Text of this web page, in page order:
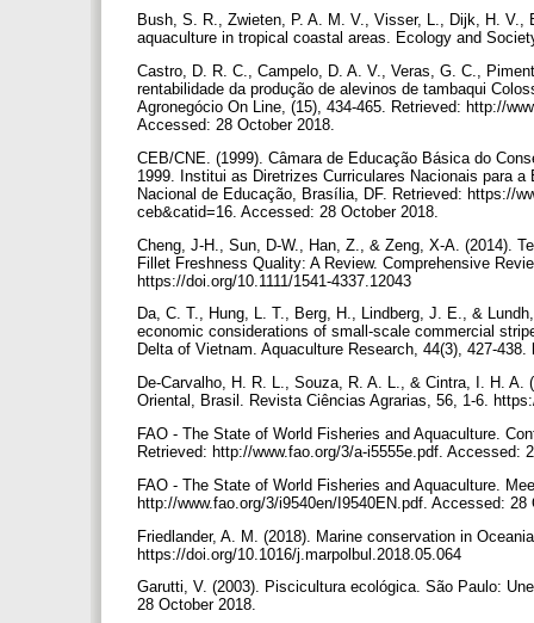
Bush, S. R., Zwieten, P. A. M. V., Visser, L., Dijk, H. V.,
aquaculture in tropical coastal areas. Ecology and
Castro, D. R. C., Campelo, D. A. V., Veras, G. C.,
rentabilidade da produção de alevinos de tambaqui
Agronegócio On Line, (15), 434-465. Retrieved: http://
Accessed: 28 October 2018.
CEB/CNE. (1999). Câmara de Educação Básica do
1999. Institui as Diretrizes Curriculares Nacionais para
Nacional de Educação, Brasília, DF. Retrieved: https://
ceb&catid=16. Accessed: 28 October 2018.
Cheng, J-H., Sun, D-W., Han, Z., & Zeng, X-A. (2014).
Fillet Freshness Quality: A Review. Comprehensive
https://doi.org/10.1111/1541-4337.12043
Da, C. T., Hung, L. T., Berg, H., Lindberg, J. E., &
economic considerations of small-scale commercial
Delta of Vietnam. Aquaculture Research, 44(3), 427-
De-Carvalho, H. R. L., Souza, R. A. L., & Cintra, I. H. A.
Oriental, Brasil. Revista Ciências Agrarias, 56, 1-6.
FAO - The State of World Fisheries and Aquaculture.
Retrieved: http://www.fao.org/3/a-i5555e.pdf. Accessed:
FAO - The State of World Fisheries and Aquaculture.
http://www.fao.org/3/i9540en/I9540EN.pdf. Accessed:
Friedlander, A. M. (2018). Marine conservation in
https://doi.org/10.1016/j.marpolbul.2018.05.064
Garutti, V. (2003). Piscicultura ecológica. São Paulo:
28 October 2018.